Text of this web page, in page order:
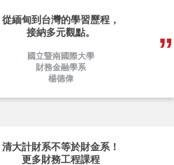
從緬甸到台灣的學習歷程，
接納多元觀點。
國立暨南國際大學
財務金融學系
楊德偉
清大計財系不等於財金系！
更多財務工程課程